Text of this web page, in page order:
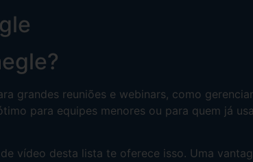
grandes reuniões e webinars, como
para equipes menores ou para quem já
vídeo desta lista te oferece isso. Uma